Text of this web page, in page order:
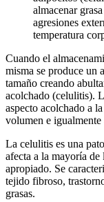
almacenar
agresiones
temperatura
Cuando el
misma se produce un
tamaño creando
acolchado (celulitis).
aspecto acolchado a
volumen e igualmente
La celulitis es una
afecta a la mayoría de
apropiado. Se
tejido fibroso,
grasas.